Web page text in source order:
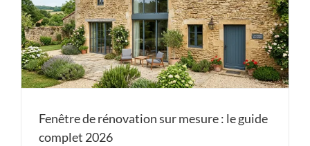
Fenêtre de rénovation sur mesure : le guide
complet 2026